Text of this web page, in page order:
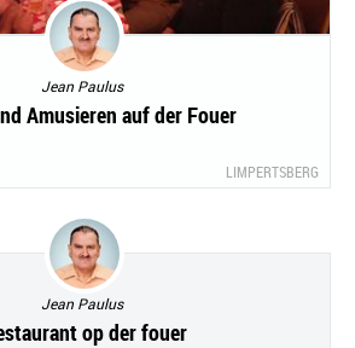
Jean Paulus
Amusieren auf der Fouer
LIMPERTSBERG
Jean Paulus
op der fouer